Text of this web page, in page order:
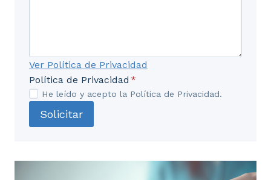
3.1. Sistema eléctrico encendido y puesta en
marcha generador de corriente alumbrado y
eléctricos auxiliares.
3.2. Sistemas de señales luminosas y acústicas.
Control del funcionamiento.
Ver Política de Privacidad
Política de Privacidad *
He leído y acepto la Política de Privacidad.
Solicitar